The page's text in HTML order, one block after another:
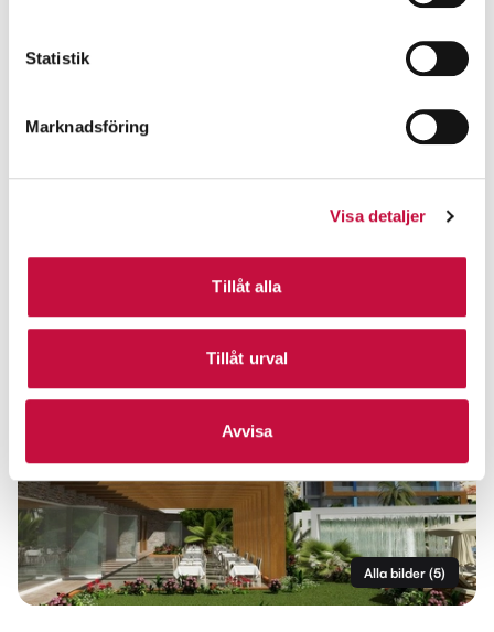
Statistik
Marknadsföring
Visa detaljer
Tillåt alla
Tillåt urval
Avvisa
Alla bilder (5)